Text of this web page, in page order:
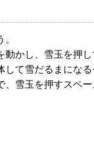
かし、雪玉を押し
て雪だるまになる
雪玉を押すスペ